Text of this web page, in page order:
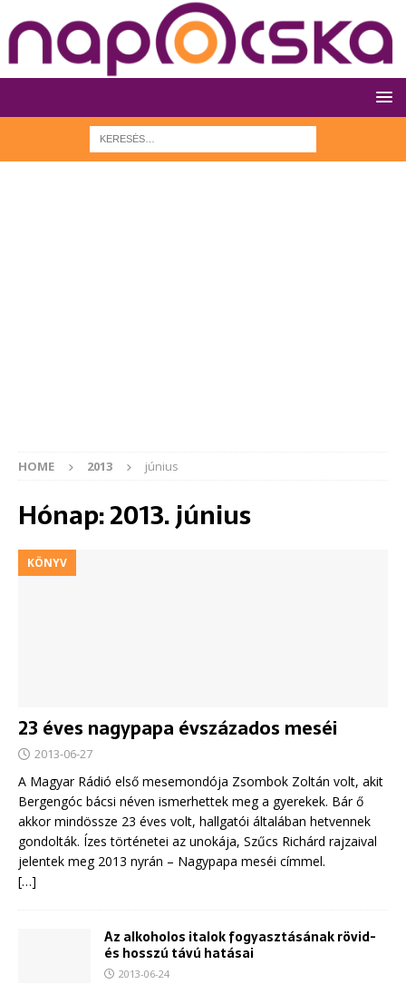
HOME 2013 június
Hónap:2013. június
KÖNYV
23 éves nagypapa évszázados meséi
2013-06-27
A Magyar Rádió első mesemondója Zsombok Zoltán volt, akit
Bergengóc bácsi néven ismerhettek meg a gyerekek. Bár ő
akkor mindössze 23 éves volt, hallgatói általában hetvennek
gondolták. Ízes történetei az unokája, Szűcs Richárd rajzaival
jelentek meg 2013 nyrán – Nagypapa meséi címmel.
[…]
Az alkoholos italok fogyasztásának rövid-
és hosszú távú hatásai
2013-06-24